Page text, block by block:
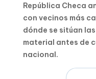
República Checa
con vecinos más
dónde se sitúan
material antes de
nacional.